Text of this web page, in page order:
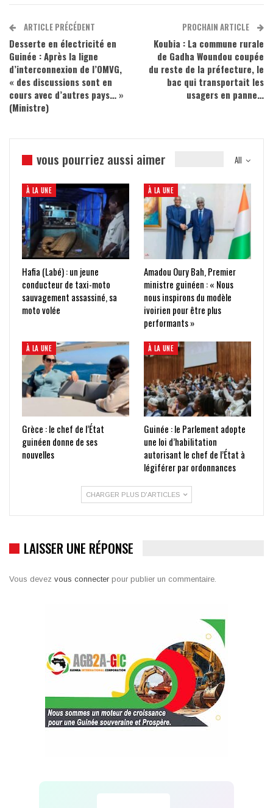
ARTICLE PRÉCÉDENT
Desserte en électricité en
Guinée : Après la ligne
d’interconnexion de l’OMVG,
« des discussions sont en
cours avec d’autres pays… »
(Ministre)
PROCHAIN ARTICLE
Koubia : La commune rurale
de Gadha Woundou coupée
du reste de la préfecture, le
bac qui transportait les
usagers en panne…
All
vous pourriez aussi aimer
À LA UNE
Hafia (Labé) : un jeune
conducteur de taxi-moto
sauvagement assassiné, sa
moto volée
À LA UNE
Amadou Oury Bah, Premier
ministre guinéen : « Nous
nous inspirons du modèle
ivoirien pour être plus
performants »
À LA UNE
Grèce : le chef de l’État
guinéen donne de ses
nouvelles
À LA UNE
Guinée : le Parlement adopte
une loi d’habilitation
autorisant le chef de l’État à
légiférer par ordonnances
CHARGER PLUS D'ARTICLES
LAISSER UNE RÉPONSE
Vous devez vous connecter pour publier un commentaire.